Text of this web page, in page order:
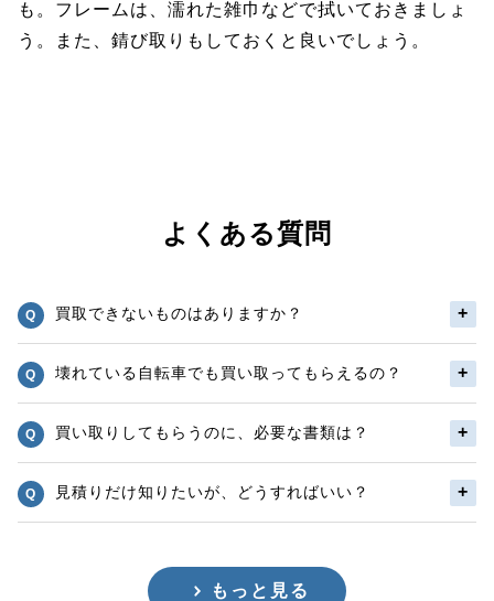
も。フレームは、濡れた雑巾などで拭いておきましょ
う。また、錆び取りもしておくと良いでしょう。
よくある質問
買取できないものはありますか？
壊れている自転車でも買い取ってもらえるの？
買い取りしてもらうのに、必要な書類は？
見積りだけ知りたいが、どうすればいい？
もっと見る